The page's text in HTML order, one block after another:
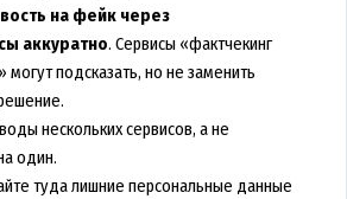
на фейк через
аккуратно. Сервисы «фактчекинг
могут подсказать, но не заменить
нескольких сервисов, а не
один.
туда лишние персональные данные